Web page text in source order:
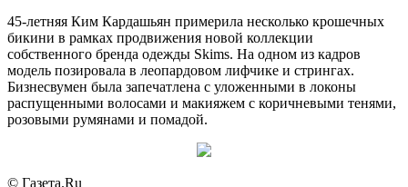
45-летняя Ким Кардашьян примерила несколько крошечных
бикини в рамках продвижения новой коллекции
собственного бренда одежды Skims. На одном из кадров
модель позировала в леопардовом лифчике и стрингах.
Бизнесвумен была запечатлена с уложенными в локоны
распущенными волосами и макияжем с коричневыми тенями,
розовыми румянами и помадой.
© Газета.Ru